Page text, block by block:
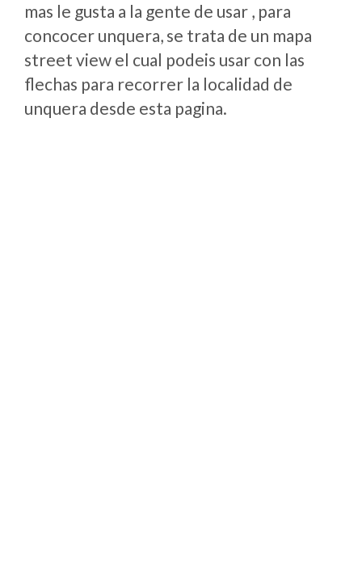
mas le gusta a la gente de usar , para
concocer unquera, se trata de un mapa
street view el cual podeis usar con las
flechas para recorrer la localidad de
unquera desde esta pagina.